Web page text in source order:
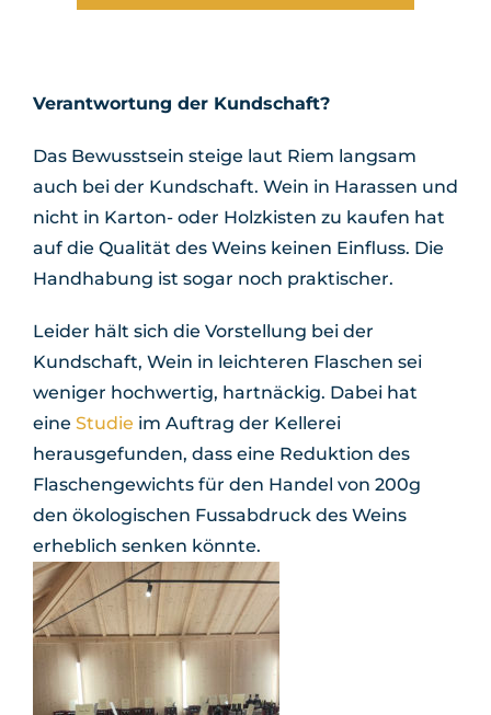
Verantwortung der Kundschaft?
Das Bewusstsein steige laut Riem langsam
auch bei der Kundschaft. Wein in Harassen und
nicht in Karton- oder Holzkisten zu kaufen hat
auf die Qualität des Weins keinen Einfluss. Die
Handhabung ist sogar noch praktischer.
Leider hält sich die Vorstellung bei der
Kundschaft, Wein in leichteren Flaschen sei
weniger hochwertig, hartnäckig. Dabei hat
eine Studie im Auftrag der Kellerei
herausgefunden, dass eine Reduktion des
Flaschengewichts für den Handel von 200g
den ökologischen Fussabdruck des Weins
erheblich senken könnte.